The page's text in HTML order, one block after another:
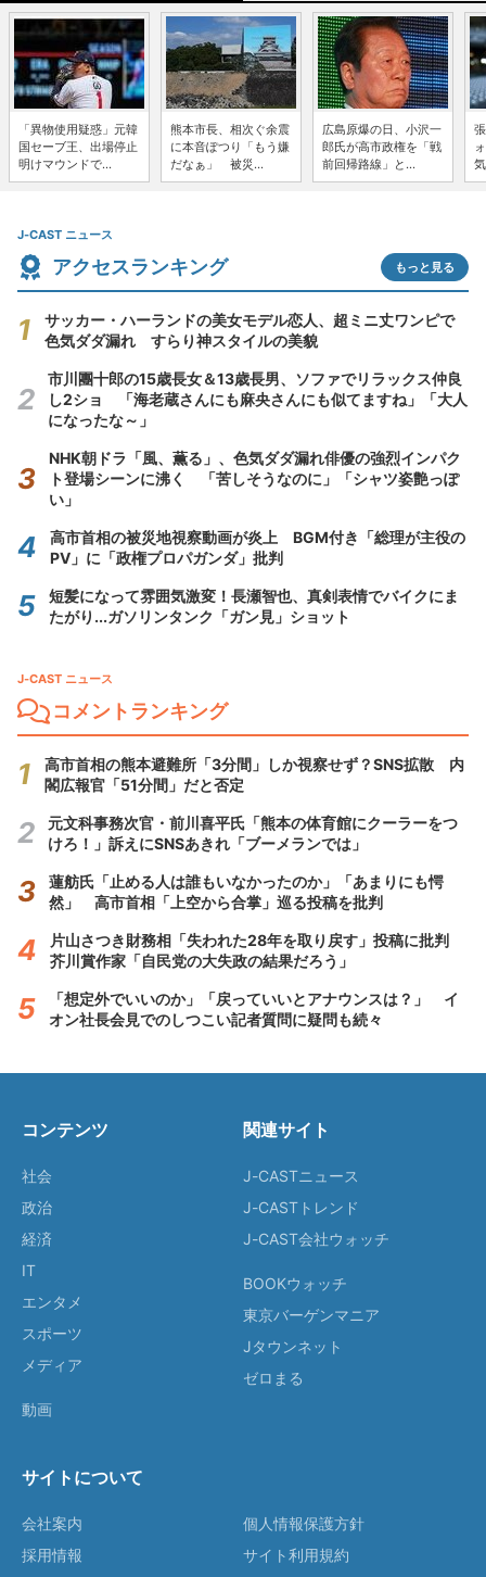
「異物使用疑惑」元韓
国セーブ王、出場停止
明けマウンドで...
熊本市長、相次ぐ余震
に本音ぽつり「もう嫌
だなぁ」 被災...
広島原爆の日、小沢一
郎氏が高市政権を「戦
前回帰路線」と...
J-CAST ニュース
アクセスランキング もっと見る
サッカー・ハーランドの美女モデル恋人、超ミニ丈ワンピで
色気ダダ漏れ すらり神スタイルの美貌
市川團十郎の15歳長女＆13歳長男、ソファでリラックス仲良
し2ショ 「海老蔵さんにも麻央さんにも似てますね」「大人
になったな～」
NHK朝ドラ「風、薫る」、色気ダダ漏れ俳優の強烈インパク
ト登場シーンに沸く 「苦しそうなのに」「シャツ姿艶っぽ
い」
高市首相の被災地視察動画が炎上 BGM付き「総理が主役の
PV」に「政権プロパガンダ」批判
短髪になって雰囲気激変！長瀬智也、真剣表情でバイクにま
たがり...ガソリンタンク「ガン見」ショット
J-CAST ニュース
コメントランキング
高市首相の熊本避難所「3分間」しか視察せず？SNS拡散 内
閣広報官「51分間」だと否定
元文科事務次官・前川喜平氏「熊本の体育館にクーラーをつ
けろ！」訴えにSNSあきれ「ブーメランでは」
蓮舫氏「止める人は誰もいなかったのか」「あまりにも愕
然」 高市首相「上空から合掌」巡る投稿を批判
片山さつき財務相「失われた28年を取り戻す」投稿に批判
芥川賞作家「自民党の大失政の結果だろう」
「想定外でいいのか」「戻っていいとアナウンスは？」 イ
オン社長会見でのしつこい記者質問に疑問も続々
コンテンツ
社会
政治
経済
IT
エンタメ
スポーツ
メディア
動画
関連サイト
J-CASTニュース
J-CASTトレンド
J-CAST会社ウォッチ
BOOKウォッチ
東京バーゲンマニア
Jタウンネット
ゼロまる
サイトについて
会社案内
採用情報
個人情報保護方針
サイト利用規約